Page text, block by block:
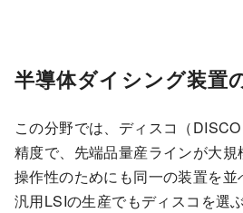
半導体ダイシング装置
この分野では、ディスコ（
精度で、先端品量産ラインが大規
操作性のためにも同一の装置を並
汎用LSIの生産でもディスコを選